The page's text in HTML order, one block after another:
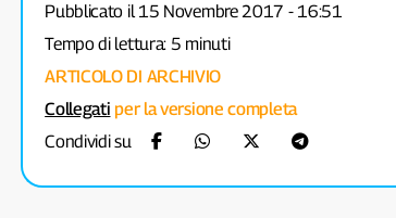
Pubblicato il 15 Novembre 2017 - 16:51
Tempo di lettura: 5 minuti
ARTICOLO DI ARCHIVIO
Collegati per la versione completa
Condividi su